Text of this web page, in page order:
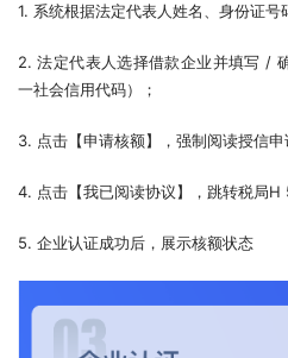
1. 系统根据法定代表人姓名、身份证号
2. 法定代表人选择借款企业并填写 /
一社会信用代码）；
3. 点击【申请核额】，强制阅读授信
4. 点击【我已阅读协议】，跳转税局H
5. 企业认证成功后，展示核额状态